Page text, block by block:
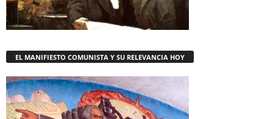
EL MANIFIESTO COMUNISTA Y SU RELEVANCIA HOY